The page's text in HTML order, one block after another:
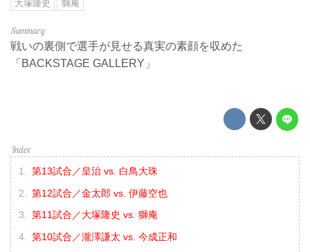
大塚隆史
獅庵
戦いの裏側で選手が見せる真実の素顔を収めた
「BACKSTAGE GALLERY」
第13試合／皇治 vs. 白鳥大珠
第12試合／金太郎 vs. 伊藤空也
第11試合／大塚隆史 vs. 獅庵
第10試合／瀧澤謙太 vs. 今成正和